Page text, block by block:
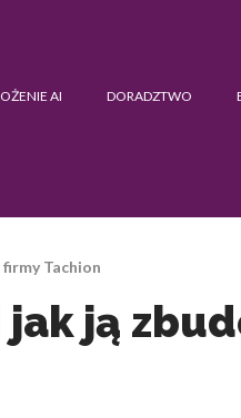
AI DORADZTWO
Tachion
ją